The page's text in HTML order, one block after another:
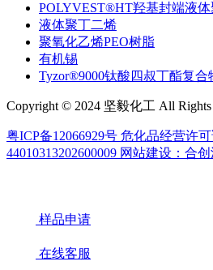
POLYVEST®HT羟基封端液
液体聚丁二烯
聚氧化乙烯PEO树脂
有机锡
Tyzor®9000钛酸四叔丁酯复合
Copyright © 2024 坚毅化工 All Rights
粤ICP备12066929号 危化品经营许可
44010313202600009 网站建设：合创
样品申请
在线客服